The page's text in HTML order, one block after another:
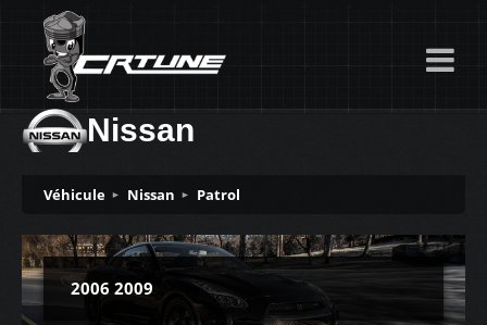
Nissan
Véhicule Nissan Patrol
2006 2009